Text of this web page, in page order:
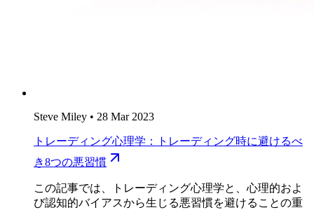
Steve Miley • 28 Mar 2023
トレーディング心理学：トレーディング時に避けるべ
き8つの悪習慣
この記事では、トレーディング心理学と、心理的およ
び認知的バイアスから生じる悪習慣を避けることの重